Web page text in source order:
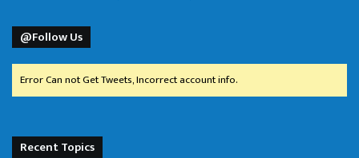
@Follow Us
Error Can not Get Tweets, Incorrect account info.
Recent Topics